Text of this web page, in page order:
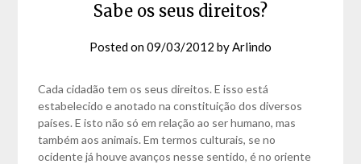
Sabe os seus direitos?
Posted on09/03/2012 byArlindo
Cada cidadão tem os seus direitos. E isso está
estabelecido e anotado na constituição dos diversos
países. E isto não só em relação ao ser humano, mas
também aos animais. Em termos culturais, se no
ocidente já houve avanços nesse sentido, é no oriente